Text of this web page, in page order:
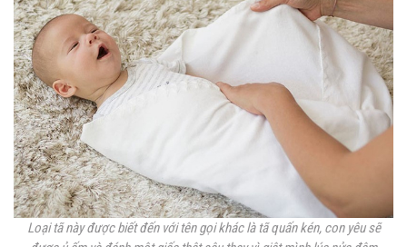
Loại tã này được biết đến với tên gọi khác là tã quấn kén, con yêu sẽ